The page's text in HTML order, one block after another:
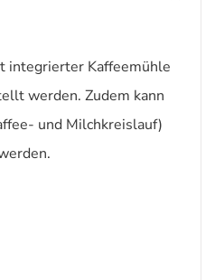
integrierter Kaffeemühle
werden. Zudem kann
und Milchkreislauf)